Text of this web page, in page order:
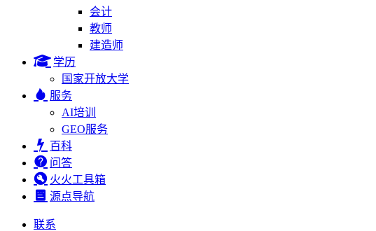
会计
教师
建造师
学历
国家开放大学
服务
AI培训
GEO服务
百科
问答
火火工具箱
源点导航
联系